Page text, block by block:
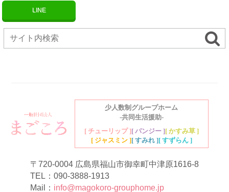
LINE
少人数制グループホーム
-共同生活援助-
[ チューリップ ] [ パンジー ] [ かすみ草 ]
[ ジャスミン ] [ すみれ ] [ すずらん ]
〒720-0004 広島県福山市御幸町中津原1616-8
TEL： 090-3888-1913
Mail： info@magokoro-grouphome.jp